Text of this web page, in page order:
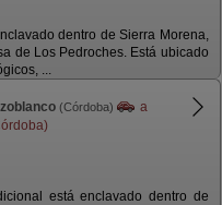
dentro de Sierra Morena,
de Los Pedroches. Está ubicado
...
(Córdoba)
a
está enclavado dentro de